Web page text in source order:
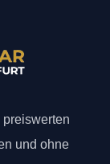
und ohne